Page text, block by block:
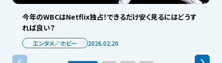
今年のWBCはNetflix独占！できるだけ安く見るにはどうす
れば良い？
エンタメ／ホビー 2026.02.20